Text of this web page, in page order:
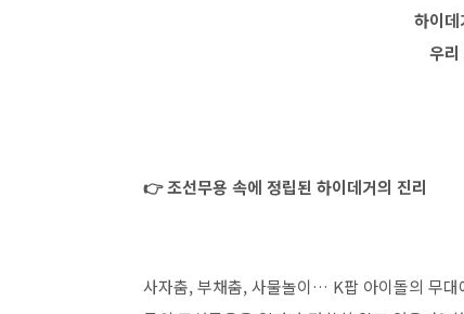
하이
우리
👉 조선무용 속에 정립된 하이데거의 진리
사자춤, 부채춤, 사물놀이… K팝 아이돌의 무